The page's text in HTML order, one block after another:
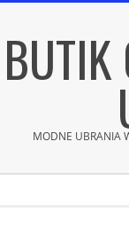
content
BUTIK
MODNE UBRANIA